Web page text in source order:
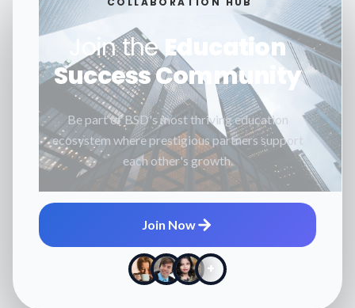
Join theEducation
Success Community
Be part of BSD's most thriving education
ecosystem where prestigious partners support
each other's growth.
Join Now
+